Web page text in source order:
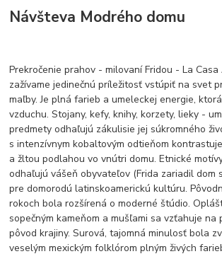
Návšteva Modrého domu
Prekročenie prahov - milovaní Fridou - La Casa
zažívame jedinečnú príležitosť vstúpiť na svet
maľby. Je plná farieb a umeleckej energie,
vzduchu. Stojany, kefy, knihy, korzety, lieky -
predmety odhaľujú zákulisie jej súkromného
s intenzívnym kobaltovým odtieňom
a žltou podlahou vo vnútri domu. Etnické
odhaľujú vášeň obyvateľov (Frida zariadil dom
pre domorodú latinskoamerickú kultúru.
rokoch bola rozšírená o moderné štúdio.
sopečným kameňom a mušľami sa vzťahuje na
pôvod krajiny. Surová, tajomná minulosť bola
veselým mexickým folklórom plným živých